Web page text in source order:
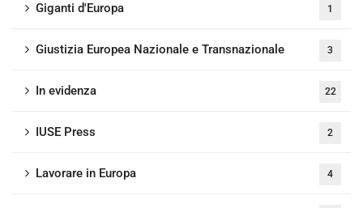
Giganti d'Europa 1
Giustizia Europea Nazionale e Transnazionale 3
In evidenza 22
IUSE Press 2
Lavorare in Europa 4